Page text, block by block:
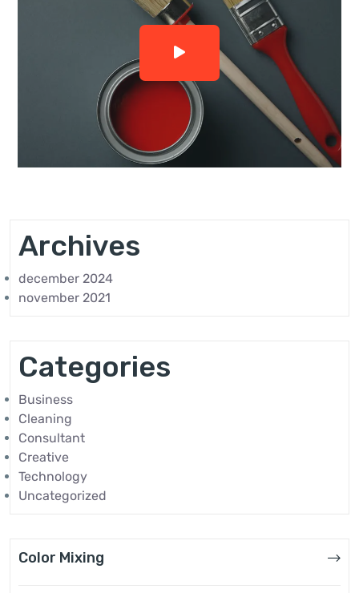
Archives
december 2024
november 2021
Categories
Business
Cleaning
Consultant
Creative
Technology
Uncategorized
Color Mixing